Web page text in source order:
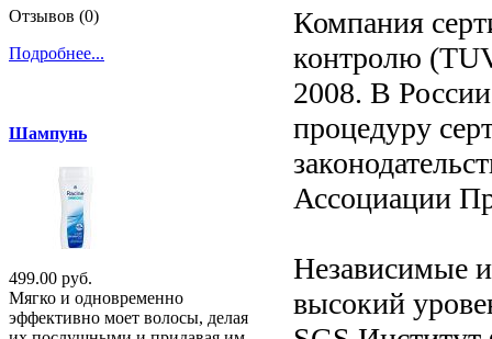
Компания
контролю
2008. В
процедуру
Ассоциации
Независимые
высокий
Отзывов (0)
Подробнее...
Шампунь
499.00 руб.
Мягко и одновременно
эффективно моет волосы, делая